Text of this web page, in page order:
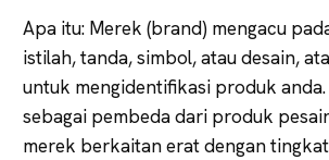
Apa itu: Merek (brand) mengacu
istilah, tanda, simbol, atau desain,
untuk mengidentifikasi produk
sebagai pembeda dari produk
merek berkaitan erat dengan